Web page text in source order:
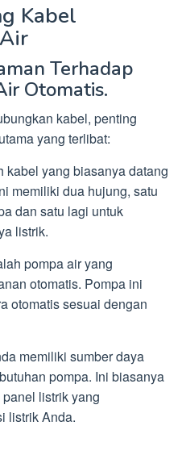
Kabel
Terhadap
Otomatis.
kabel, penting
yang terlibat:
kabel yang biasanya datang
memiliki dua hujung, satu
dan satu lagi untuk
listrik.
pompa air yang
otomatis. Pompa ini
otomatis sesuai dengan
memiliki sumber daya
pompa. Ini biasanya
listrik yang
listrik Anda.